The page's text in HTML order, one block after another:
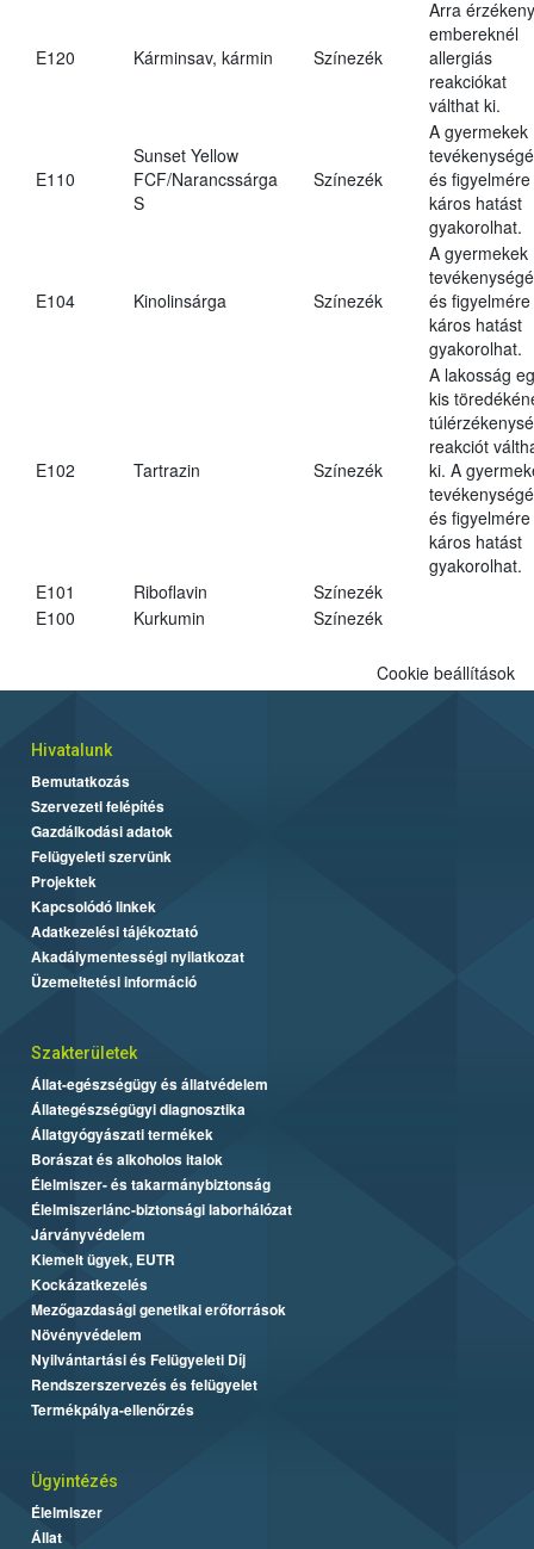
E120 Kárminsav, kármin Színezék
Arra érzékeny
embereknél
allergiás
reakciókat
válthat ki.
E110
Sunset Yellow
FCF/Narancssárga
S
Színezék
A gyermekek
és figyelmére
káros hatást
gyakorolhat.
E104 Kinolinsárga Színezék
A gyermekek
és figyelmére
káros hatást
gyakorolhat.
E102 Tartrazin Színezék
A lakosság
kis
reakciót
ki. A
és figyelmére
káros hatást
gyakorolhat.
E101
Riboflavin
Színezék
E100
Kurkumin Színezék
Cookie beállítások
Hivatalunk
Bemutatkozás
Szervezeti felépítés
Gazdálkodási adatok
Felügyeleti szervünk
Projektek
Kapcsolódó linkek
Adatkezelési tájékoztató
Akadálymentességi nyilatkozat
Üzemeltetési információ
Szakterületek
Állat-egészségügy és állatvédelem
Állategészségügyi diagnosztika
Állatgyógyászati termékek
Borászat és alkoholos italok
Élelmiszer- és takarmánybiztonság
Élelmiszerlánc-biztonsági laborhálózat
Járványvédelem
Kiemelt ügyek, EUTR
Kockázatkezelés
Mezőgazdasági genetikai erőforrások
Növényvédelem
Nyilvántartási és Felügyeleti Díj
Rendszerszervezés és felügyelet
Termékpálya-ellenőrzés
Ügyintézés
Élelmiszer
Állat